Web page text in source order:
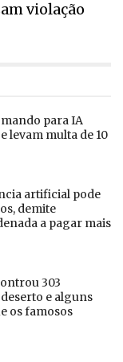
violação
para IA
levam multa de 10
artificial pode
demite
a pagar mais
303
e alguns
os famosos